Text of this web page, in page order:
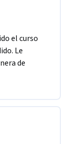
el curso
Le
de